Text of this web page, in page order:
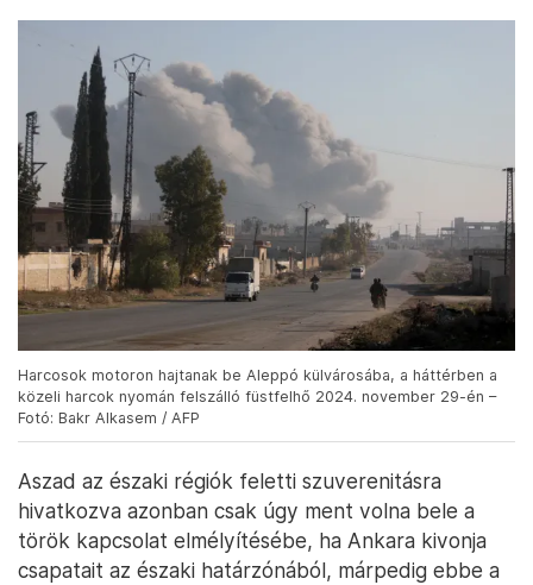
Harcosok motoron hajtanak be Aleppó külvárosába, a háttérben a
közeli harcok nyomán felszálló füstfelhő 2024. november 29-én –
Fotó: Bakr Alkasem / AFP
Aszad az északi régiók feletti szuverenitásra
hivatkozva azonban csak úgy ment volna bele a
török kapcsolat elmélyítésébe, ha Ankara kivonja
csapatait az északi határzónából, márpedig ebbe a